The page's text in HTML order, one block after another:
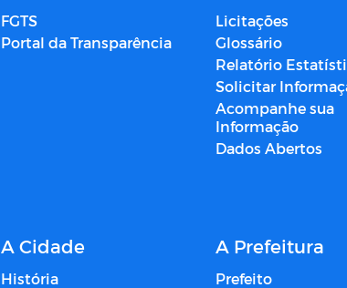
FGTS
Portal da Transparência
Licitações
Glossário
Relatório
Solicitar
Acompanhe sua
Informação
Dados Abertos
A Cidade
História
A Prefeitura
Prefeito